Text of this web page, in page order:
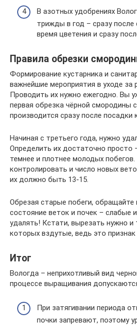
В азотных удобрениях
трижды в год – сразу после
время цветения и сразу
Правила обрезки
Формирование кустарника и
важнейшие мероприятия в уходе за
Проводить их нужно ежегодно. Вы
первая обрезка чёрной смородины
производится сразу после посадки
Начиная с третьего года, нужно
Определить их достаточно просто
темнее и плотнее молодых
контролировать и число новых
их должно быть 13-15.
Обрезая старые побеги, обращайте
состояние веток и почек – слабые
удалять! Кстати, вырезать нужно и
которых вздутые, ведь это
Итог
Вологда – неприхотливый вид
процессе выращивания
При затягивании периода
почки запревают, поэтому